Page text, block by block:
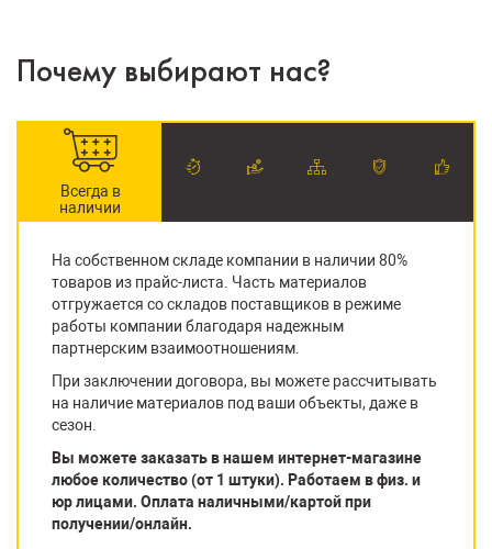
Почему выбирают нас?
Всегда в
наличии
На собственном складе компании в наличии 80%
товаров из прайс-листа. Часть материалов
отгружается со складов поставщиков в режиме
работы компании благодаря надежным
партнерским взаимоотношениям.
При заключении договора, вы можете рассчитывать
на наличие материалов под ваши объекты, даже в
сезон.
Вы можете заказать в нашем интернет-магазине
любое количество (от 1 штуки). Работаем в физ. и
юр лицами. Оплата наличными/картой при
получении/онлайн.